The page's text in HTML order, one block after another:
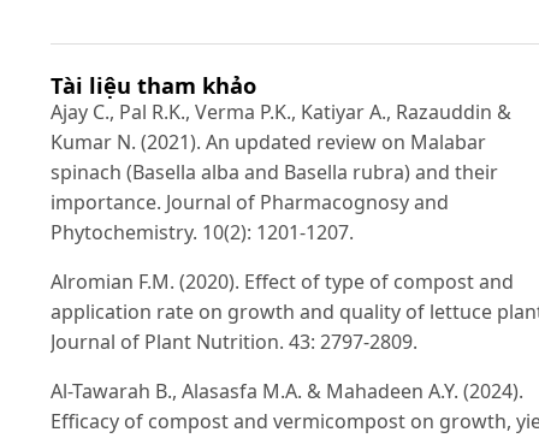
Tài liệu tham khảo
Ajay C., Pal R.K., Verma P.K., Katiyar A., Razauddin &
Kumar N. (2021). An updated review on Malabar
spinach (Basella alba and Basella rubra) and their
importance. Journal of Pharmacognosy and
Phytochemistry. 10(2): 1201-1207.
Alromian F.M. (2020). Effect of type of compost and
application rate on growth and quality of lettuce
Journal of Plant Nutrition. 43: 2797-2809.
Al-Tawarah B., Alasasfa M.A. & Mahadeen A.Y. (2024).
Efficacy of compost and vermicompost on growth,